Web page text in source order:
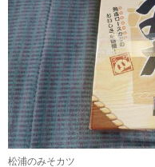
松浦のみそカツ